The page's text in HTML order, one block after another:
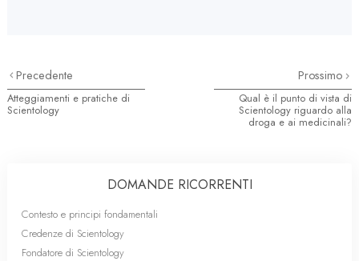
Precedente
Atteggiamenti e pratiche di
Scientology
Prossimo
Qual è il punto di vista di
Scientology riguardo alla
droga e ai medicinali?
DOMANDE RICORRENTI
Contesto e principi fondamentali
Credenze di Scientology
Fondatore di Scientology